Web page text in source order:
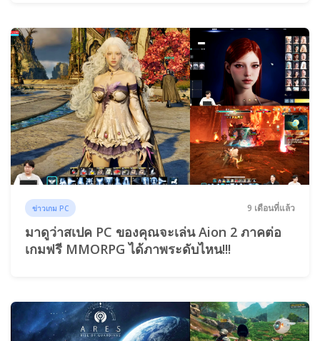
ข่าวเกม PC 9 เดือนที่แล้ว
มาดูว่าสเปค PC ของคุณจะเล่น Aion 2 ภาคต่อ
เกมฟรี MMORPG ได้ภาพระดับไหน!!!